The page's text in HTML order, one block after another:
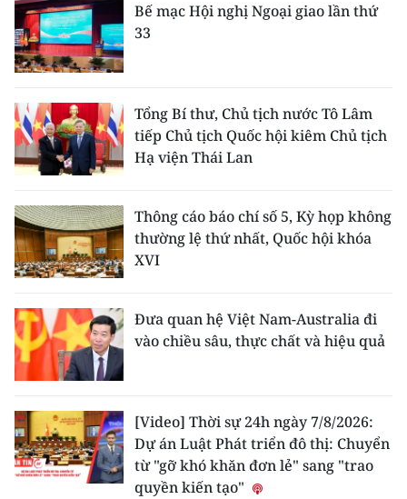
Bế mạc Hội nghị Ngoại giao lần thứ
33
Tổng Bí thư, Chủ tịch nước Tô Lâm
tiếp Chủ tịch Quốc hội kiêm Chủ tịch
Hạ viện Thái Lan
Thông cáo báo chí số 5, Kỳ họp không
thường lệ thứ nhất, Quốc hội khóa
XVI
Đưa quan hệ Việt Nam-Australia đi
vào chiều sâu, thực chất và hiệu quả
[Video] Thời sự 24h ngày 7/8/2026:
Dự án Luật Phát triển đô thị: Chuyển
từ "gỡ khó khăn đơn lẻ" sang "trao
quyền kiến tạo"